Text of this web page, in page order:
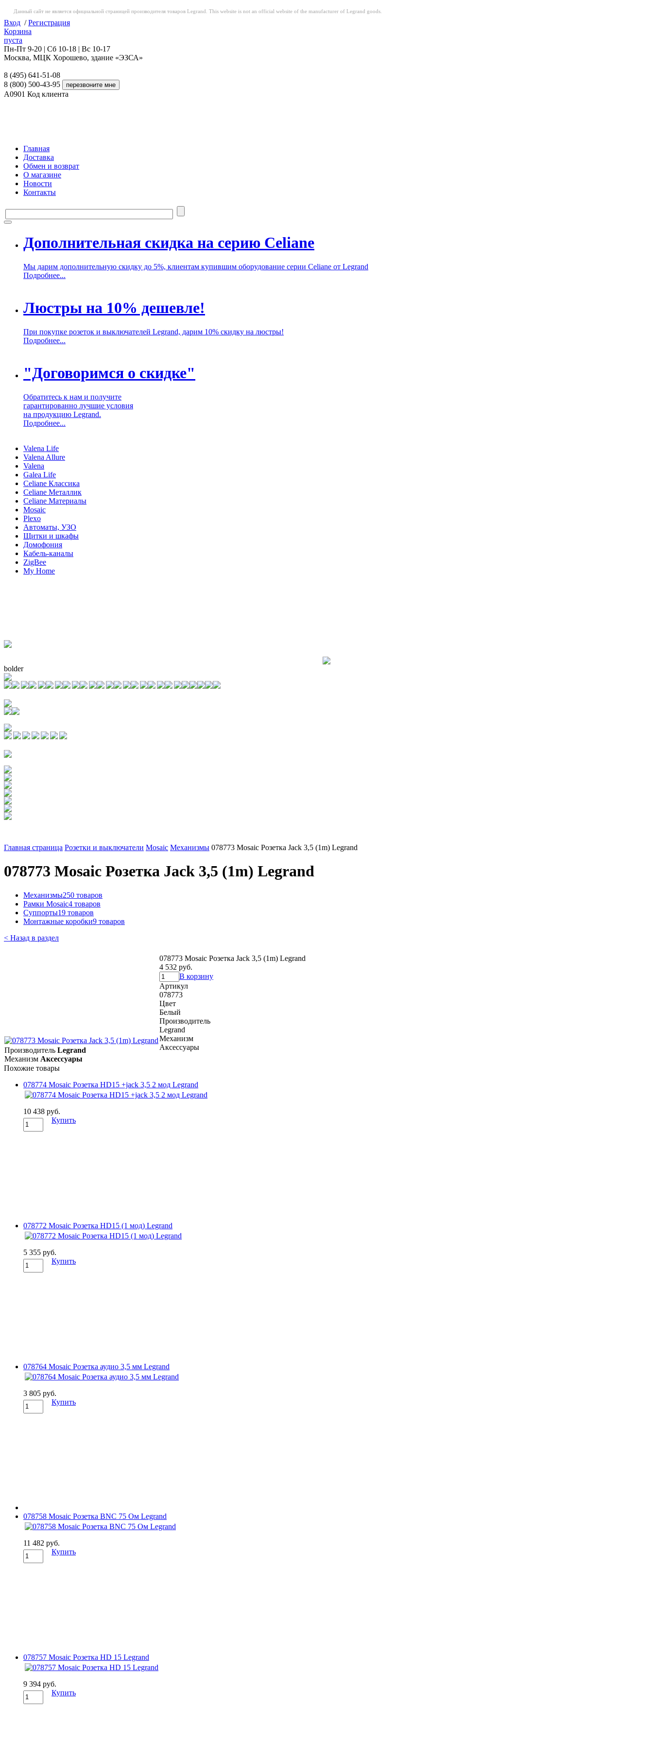
Данный сайт не является официальной страницей производителя товаров Legrand. This website is not an official website of the manufacturer of Legrand goods.
Вход /Регистрация
Корзина
пуста
Пн-Пт 9-20 | Сб 10-18 | Вс 10-17
Москва, МЦК Хорошево, здание «ЭЗСА»
8 (495) 641-51-08
8 (800) 500-43-95
A0901 Код клиента
Главная
Доставка
Обмен и возврат
О магазине
Новости
Контакты
Дополнительная скидка на серию Celiane
Мы дарим дополнительную скидку до 5%, клиентам купившим оборудование серии Celiane от Legrand
Подробнее...
Люстры на 10% дешевле!
При покупке розеток и выключателей Legrand, дарим 10% скидку на люстры!
Подробнее...
"Договоримся о скидке"
Обратитесь к нам и получите
гарантированно лучшие условия
на продукцию Legrand.
Подробнее...
Valena Life
Valena Allure
Valena
Galea Life
Celiane Классика
Celiane Металлик
Celiane Материалы
Mosaic
Plexo
Автоматы, УЗО
Щитки и шкафы
Домофония
Кабель-каналы
ZigBee
My Home
bolder
Главная страница Розетки и выключатели Mosaic Механизмы 078773 Mosaic Розетка Jack 3,5 (1m) Legrand
078773 Mosaic Розетка Jack 3,5 (1m) Legrand
Механизмы250 товаров
Рамки Mosaic4 товаров
Суппорты19 товаров
Монтажные коробки9 товаров
< Назад в раздел
078773 Mosaic Розетка Jack 3,5 (1m) Legrand
4 532 руб.
В корзину
Артикул
078773
Цвет
Белый
Производитель
Legrand
Механизм
Аксессуары
Производитель Legrand
Механизм Аксессуары
Похожие товары
078774 Mosaic Розетка HD15 +jack 3,5 2 мод Legrand
10 438 руб.
Купить
078772 Mosaic Розетка HD15 (1 мод) Legrand
5 355 руб.
Купить
078764 Mosaic Розетка аудио 3,5 мм Legrand
3 805 руб.
Купить
078758 Mosaic Розетка BNC 75 Ом Legrand
11 482 руб.
Купить
078757 Mosaic Розетка HD 15 Legrand
9 394 руб.
Купить